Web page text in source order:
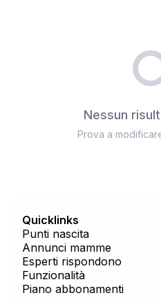
Nessun
Prova a
Quicklinks
Punti nascita
Annunci mamme
Esperti rispondono
Funzionalità
Piano abbonamenti